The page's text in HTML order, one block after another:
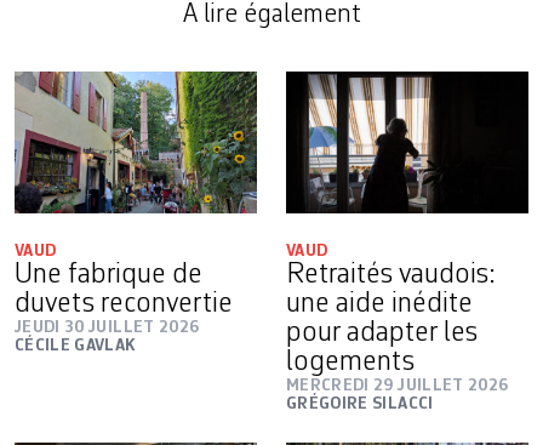
A lire également
VAUD
Une fabrique de
duvets reconvertie
JEUDI 30 JUILLET 2026
CÉCILE GAVLAK
VAUD
Retraités vaudois:
une aide inédite
pour adapter les
logements
MERCREDI 29 JUILLET 2026
GRÉGOIRE SILACCI